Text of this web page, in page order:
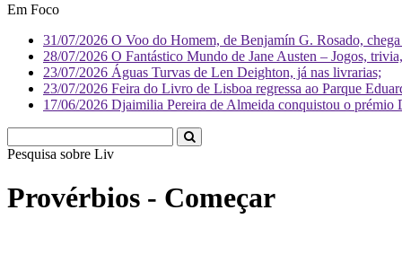
Em Foco
31/07/2026 O Voo do Homem, de Benjamín G. Rosado,
28/07/2026 O Fantástico Mundo de Jane Austen – Jogos,
23/07/2026 Águas Turvas de Len Deighton, já nas livrarias;
23/07/2026 Feira do Livro de Lisboa regressa ao Parque
17/06/2026 Djaimilia Pereira de Almeida conquistou o
Pesquisa sobre Literatura
Provérbios - Começar